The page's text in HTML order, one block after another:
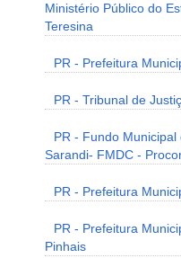
Ministério Público do
Teresina
PR - Prefeitura
PR - Tribunal de
PR - Fundo
Sarandi- FMDC -
PR - Prefeitura
PR - Prefeitura
Pinhais